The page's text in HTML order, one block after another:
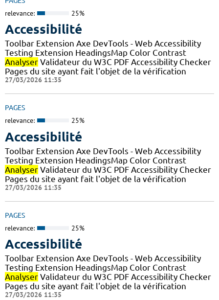
relevance: 25%
Accessibilité
Toolbar Extension Axe DevTools - Web Accessibility
Testing Extension HeadingsMap Color Contrast
Analyser Validateur du W3C PDF Accessibility Checker
Pages du site ayant fait l'objet de la vérification
27/03/2026 11:35
PAGES
relevance: 25%
Accessibilité
Toolbar Extension Axe DevTools - Web Accessibility
Testing Extension HeadingsMap Color Contrast
Analyser Validateur du W3C PDF Accessibility Checker
Pages du site ayant fait l'objet de la vérification
27/03/2026 11:35
PAGES
relevance: 25%
Accessibilité
Toolbar Extension Axe DevTools - Web Accessibility
Testing Extension HeadingsMap Color Contrast
Analyser Validateur du W3C PDF Accessibility Checker
Pages du site ayant fait l'objet de la vérification
27/03/2026 11:35